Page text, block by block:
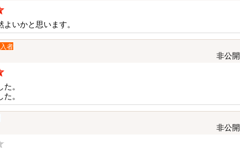
いかと思います。
者
非公開
。
。
非公開